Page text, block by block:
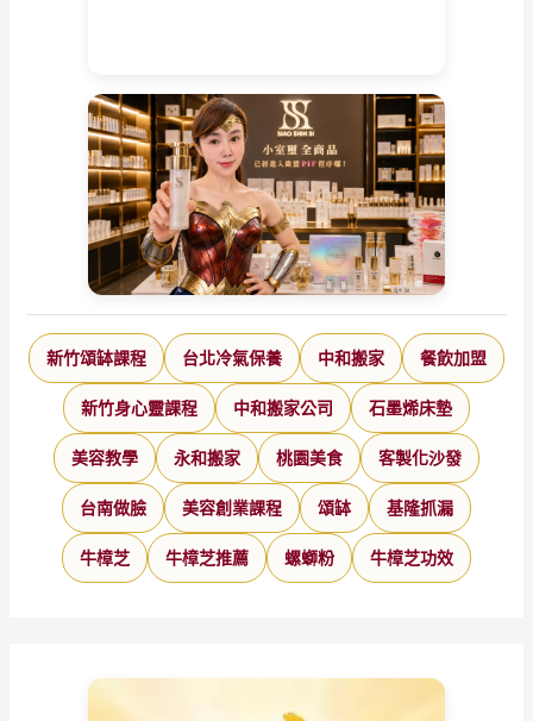
新竹頌缽課程 台北冷氣保養 中和搬家 餐飲加盟
新竹身心靈課程 中和搬家公司 石墨烯床墊
美容教學 永和搬家 桃園美食 客製化沙發
台南做臉 美容創業課程 頌缽 基隆抓漏
牛樟芝 牛樟芝推薦 螺螄粉 牛樟芝功效